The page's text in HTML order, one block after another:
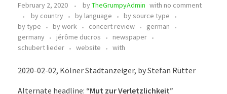
February 2, 2020 byTheGrumpyAdmin with no comment
by country
by language
by source type
by type
by work concert review
german
germany
jérôme ducros
newspaper
schubert lieder
website with
2020-02-02, Kölner Stadtanzeiger, by Stefan Rütter
Alternate headline: “Mut zur Verletzlichkeit”